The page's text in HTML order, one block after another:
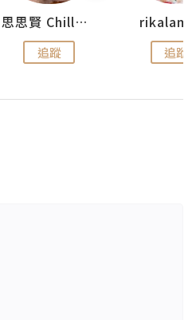
思思賢 ChillMyBabe
追蹤 追蹤